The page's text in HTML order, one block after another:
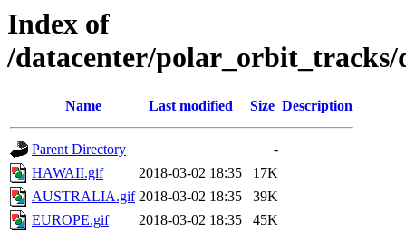
Index of
/datacenter/polar_orbit_tracks/
Name Last modified Size Description
Parent Directory
-
HAWAII.gif
2018-03-02 18:35
17K
AUSTRALIA.gif 2018-03-02 18:35
39K
EUROPE.gif
2018-03-02 18:35
45K